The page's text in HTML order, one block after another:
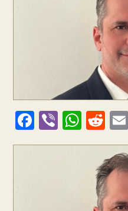
F
ac
Vi
b
W
h
R
e
d
di
t